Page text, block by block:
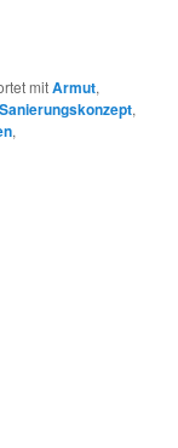
mitArmut,
Sanierungskonzept,
,